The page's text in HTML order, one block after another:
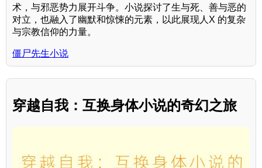
术，与邪恶势力展开斗争。小说探讨了生与死、善与恶的
对立，也融入了幽默和惊悚的元素，以此展现人X 的复杂
与宗教信仰的力量。
僵尸先生小说
穿越自我：互换身体小说的奇幻之旅